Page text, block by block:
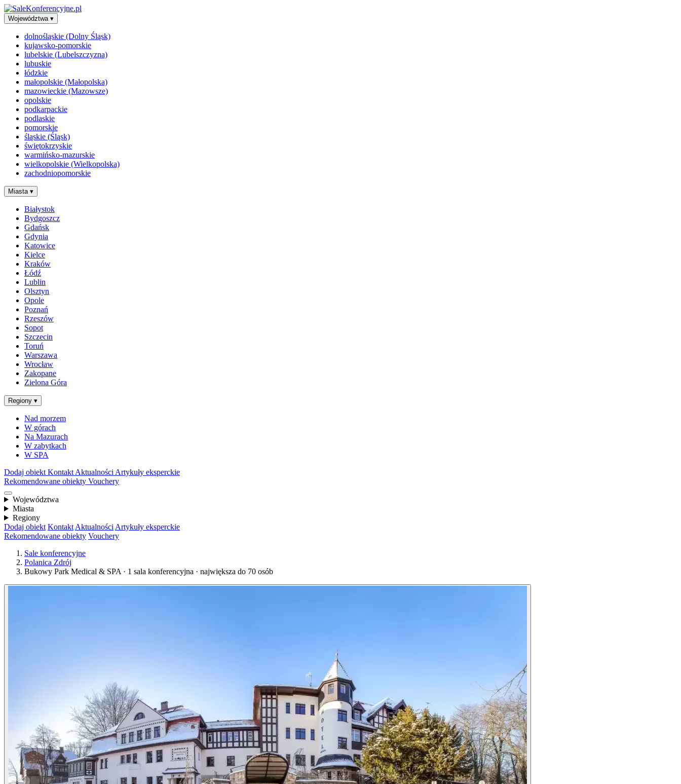
Województwa ▾
dolnośląskie (Dolny Śląsk)
kujawsko-pomorskie
lubelskie (Lubelszczyzna)
lubuskie
łódzkie
małopolskie (Małopolska)
mazowieckie (Mazowsze)
opolskie
podkarpackie
podlaskie
pomorskie
śląskie (Śląsk)
świętokrzyskie
warmińsko-mazurskie
wielkopolskie (Wielkopolska)
zachodniopomorskie
Miasta ▾
Białystok
Bydgoszcz
Gdańsk
Gdynia
Katowice
Kielce
Kraków
Łódź
Lublin
Olsztyn
Opole
Poznań
Rzeszów
Sopot
Szczecin
Toruń
Warszawa
Wrocław
Zakopane
Zielona Góra
Regiony ▾
Nad morzem
W górach
Na Mazurach
W zabytkach
W SPA
Dodaj obiekt Kontakt Aktualności Artykuły eksperckie
Rekomendowane obiekty Vouchery
Województwa
Miasta
Regiony
Dodaj obiekt Kontakt Aktualności Artykuły eksperckie
Rekomendowane obiekty Vouchery
Sale konferencyjne
Polanica Zdrój
Bukowy Park Medical & SPA · 1 sala konferencyjna · największa do 70 osób